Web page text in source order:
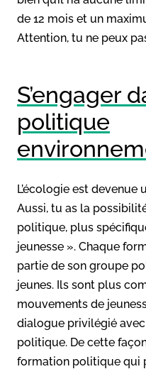
de 12 mois et un
Attention, tu ne peux
S’engager
politique
L’écologie est
Aussi, tu as la
politique, plus
jeunesse ». Chaque
partie de son groupe
jeunes. Ils sont plus
mouvements de
dialogue privilégié
politique. De cette
formation politique qui